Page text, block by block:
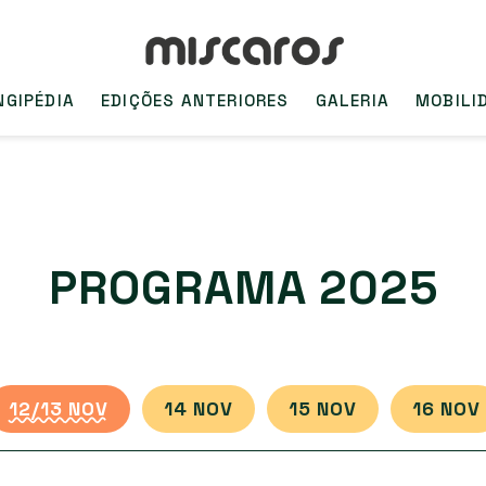
EDIÇÕES ANTERIORES GALERIA
PROGRAMA 2025
12/13 NOV 14 NOV 15 NOV 16 NOV